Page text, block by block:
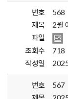
번호
568
제목
2월
파일
조회수
718
작성일
번호
567